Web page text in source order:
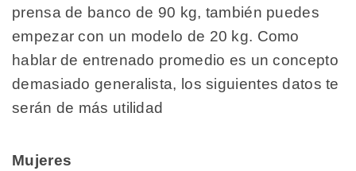
prensa de banco de 90 kg, también puedes
empezar con un modelo de 20 kg. Como
hablar de entrenado promedio es un concepto
demasiado generalista, los siguientes datos te
serán de más utilidad
Mujeres